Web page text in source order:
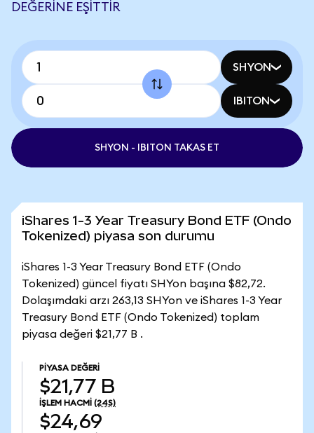
DEĞERINE EŞITTIR
SHYON
IBITON
SHYON - IBITON TAKAS ET
iShares 1-3 Year Treasury Bond ETF (Ondo
Tokenized) piyasa son durumu
iShares 1-3 Year Treasury Bond ETF (Ondo
Tokenized) güncel fiyatı SHYon başına $82,72.
Dolaşımdaki arzı 263,13 SHYon ve iShares 1-3 Year
Treasury Bond ETF (Ondo Tokenized) toplam
piyasa değeri $21,77 B .
PIYASA DEĞERI
$21,77 B
İŞLEM HACMI (24S)
$24,69